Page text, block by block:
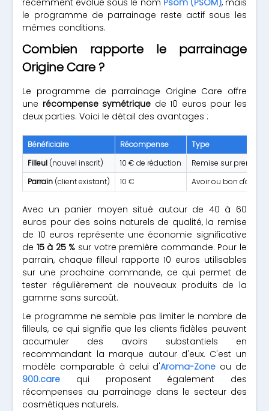
récemment évolué sous le nom Psōm (PSOM), mais
le programme de parrainage reste actif sous les
mêmes conditions.
Combien rapporte le parrainage
Origine Care ?
Le programme de parrainage Origine Care offre
une récompense symétrique de 10 euros pour les
deux parties. Voici le détail des avantages :
Bénéficiaire Récompense
Type
Filleul (nouvel inscrit) 10 € de réduction
Remise sur
Parrain (client existant) 10 € Avoir ou bon d'achat
Avec un panier moyen situé autour de 40 à 60
euros pour des soins naturels de qualité, la remise
de 10 euros représente une économie significative
de 15 à 25 % sur votre première commande. Pour le
parrain, chaque filleul rapporte 10 euros utilisables
sur une prochaine commande, ce qui permet de
tester régulièrement de nouveaux produits de la
gamme sans surcoût.
Le programme ne semble pas limiter le nombre de
filleuls, ce qui signifie que les clients fidèles peuvent
accumuler des avoirs substantiels en
recommandant la marque autour d'eux. C'est un
modèle comparable à celui d'Aroma-Zone ou de
900.care qui proposent également des
récompenses au parrainage dans le secteur des
cosmétiques naturels.